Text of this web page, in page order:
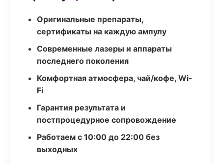
Оригинальные препараты,
сертификаты на каждую ампулу
Современные лазеры и аппараты
последнего поколения
Комфортная атмосфера, чай/кофе, Wi-
Fi
Гарантия результата и
постпроцедурное сопровождение
Работаем с 10:00 до 22:00 без
выходных